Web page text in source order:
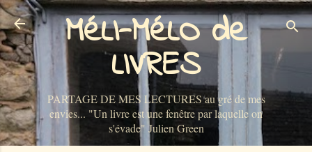
Accéder au contenu principal
MéLI-MéLO de
LIVRES
PARTAGE DE MES LECTURES au gré de mes
envies... "Un livre est une fenêtre par laquelle on
s'évade" Julien Green